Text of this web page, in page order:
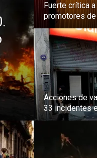
Fuerte crítica
promotores
Acciones de
33 incidentes